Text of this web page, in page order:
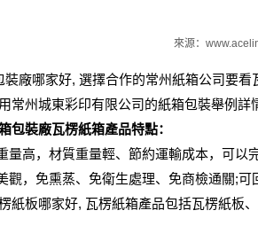
來源：
裝廠哪家好, 選擇合作的常州紙箱公司要
常州城東彩印有限公司的紙箱包裝舉例詳
包裝廠瓦楞紙箱產品特點：
高，材質重量輕、節約運輸成本，可以
，免熏蒸、免衛生處理、免商檢通關;可
紙板哪家好, 瓦楞紙箱產品包括瓦楞紙板